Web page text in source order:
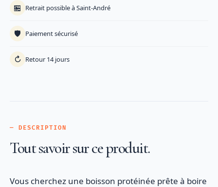
🏪 Retrait possible à Saint-André
🛡️ Paiement sécurisé
↻ Retour 14 jours
— DESCRIPTION
Tout savoir sur ce produit.
Vous cherchez une boisson protéinée prête à boire